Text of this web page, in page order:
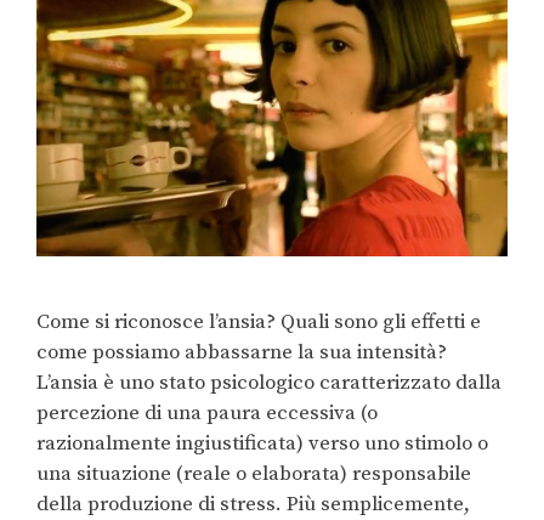
Come si riconosce l’ansia? Quali sono gli effetti e
come possiamo abbassarne la sua intensità?
L’ansia è uno stato psicologico caratterizzato dalla
percezione di una paura eccessiva (o
razionalmente ingiustificata) verso uno stimolo o
una situazione (reale o elaborata) responsabile
della produzione di stress. Più semplicemente,